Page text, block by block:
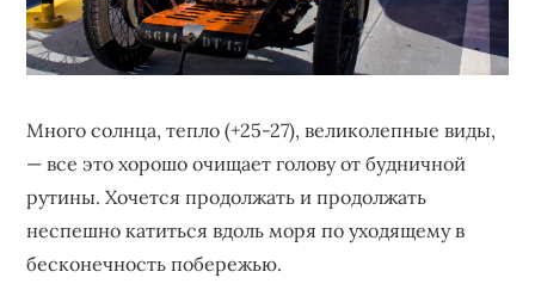
Много солнца, тепло (+25-27), великолепные виды,
— все это хорошо очищает голову от будничной
рутины. Хочется продолжать и продолжать
неспешно катиться вдоль моря по уходящему в
бесконечность побережью.